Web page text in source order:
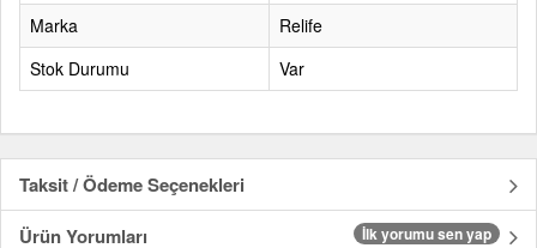
Marka
Relife
Stok Durumu
Var
Taksit / Ödeme Seçenekleri
Ürün Yorumları
İlk yorumu sen yap